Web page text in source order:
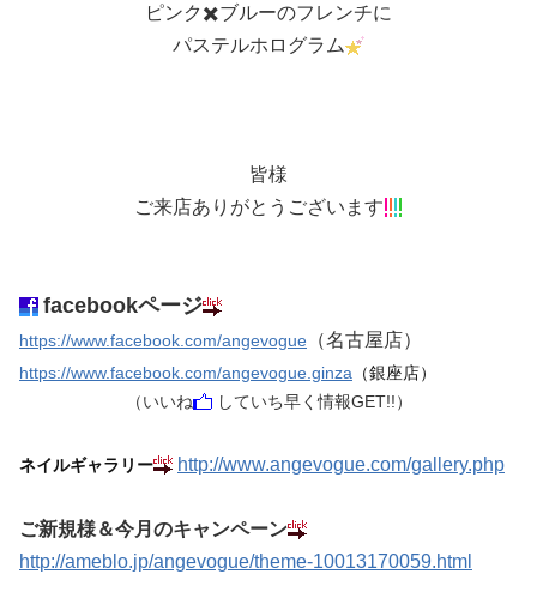
ピンク✖️ブルーのフレンチに
パステルホログラム
皆様
ご来店ありがとうございます
facebookページ
https://www.facebook.com/angevogue （名古屋店）
https://www.facebook.com/angevogue.ginza （銀座店）
（いいね
していち早く情報GET!!）
ネイルギャラリー http://www.angevogue.com/gallery.php
ご新規様＆今月のキャンペーン
http://ameblo.jp/angevogue/theme-10013170059.html